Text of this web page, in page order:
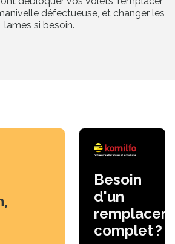
défectueuse, et changer les
lames si besoin.
Besoin
d'un
complet ?